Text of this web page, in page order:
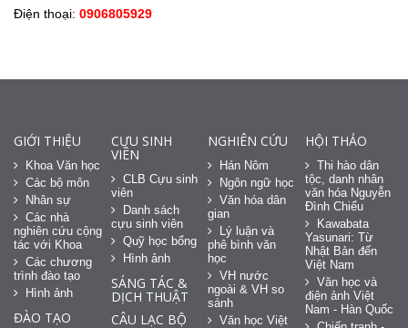
Điện thoại: 0906805929
GIỚI THIỆU
Khoa Văn học
Các bộ môn
Nhân sự
Các nhà
nghiên cứu cộng
tác với Khoa
Các chương
trình đào tạo
Hình ảnh
ĐÀO TẠO
CỰU SINH
VIÊN
CLB Cựu sinh
viên
Danh sách
cựu sinh viên
Quỹ học bổng
Hình ảnh
SÁNG TÁC &
DỊCH THUẬT
CÂU LẠC BỘ
NGHIÊN CỨU
Hán Nôm
Ngôn ngữ học
Văn hóa dân
gian
Lý luận và
phê bình văn
học
VH nước
ngoài & VH so
sánh
Văn học Việt
HỘI THẢO
Thi hào dân
tộc, danh nhân
văn hóa Nguyễn
Đình Chiểu
Kawabata
Yasunari: Từ
Nhật Bản đến
Việt Nam
Văn học và
điện ảnh Việt
Nam - Hàn Quốc